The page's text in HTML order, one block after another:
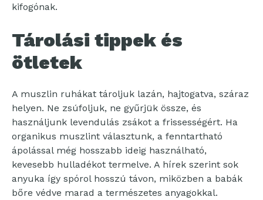
kifogónak.
Tárolási tippek és
ötletek
A muszlin ruhákat tároljuk lazán, hajtogatva, száraz
helyen. Ne zsúfoljuk, ne gyűrjük össze, és
használjunk levendulás zsákot a frissességért. Ha
organikus muszlint választunk, a fenntartható
ápolással még hosszabb ideig használható,
kevesebb hulladékot termelve. A hírek szerint sok
anyuka így spórol hosszú távon, miközben a babák
bőre védve marad a természetes anyagokkal.